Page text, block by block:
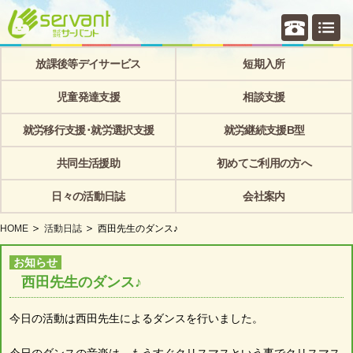
個別相
放課後等デイサービス 短期入所
児童発達支援 相談支援
就労移行支援･就労選択支援 就労継続支援B型
共同生活援助 初めてご利用の方へ
日々の活動日誌 会社案内
HOME 活動日誌 西田先生のダンス♪
お知らせ
西田先生のダンス♪
今日の活動は西田先生によるダンスを行いました。